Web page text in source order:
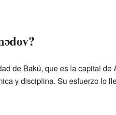
de Bakú, que es la capital
y disciplina. Su esfuerzo lo